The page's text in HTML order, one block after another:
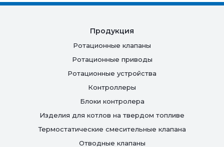
Продукция
Ротационные клапаны
Ротационные приводы
Ротационные устройства
Контроллеры
Блоки контролера
Изделия для котлов на твердом топливе
Термостатические смесительные клапана
Отводные клапаны